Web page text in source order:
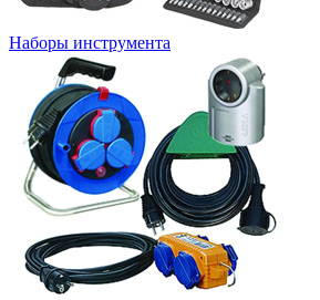
Наборы инструмента